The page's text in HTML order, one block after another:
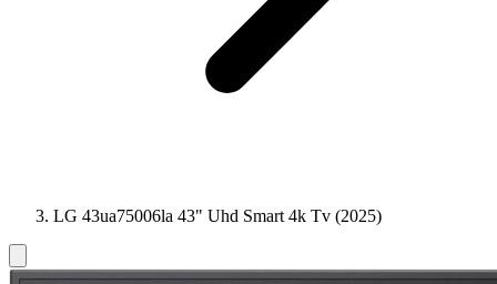
LG 43ua75006la 43" Uhd Smart 4k Tv (2025)